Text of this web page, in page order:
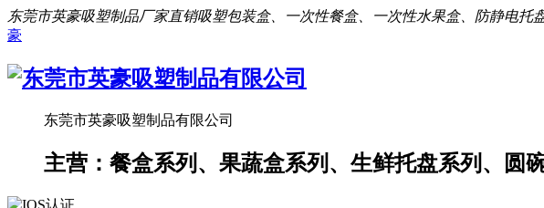
东莞市英豪吸塑制品厂家直销吸塑包装盒、一次性餐盒、一次性水果盒、防静电托
豪
东莞市英豪吸塑制品有限公司
主营：餐盒系列、果蔬盒系列、生鲜托盘系列、圆